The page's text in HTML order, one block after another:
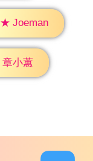
★ Joeman
章小蕙